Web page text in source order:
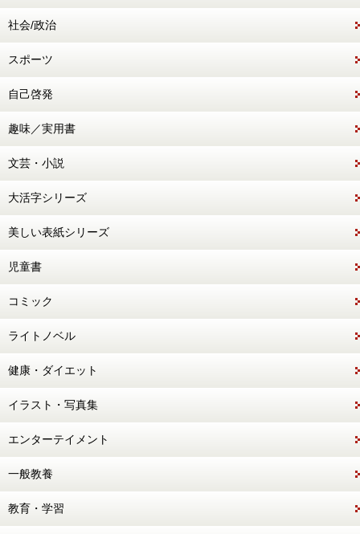
社会/政治
スポーツ
自己啓発
趣味／実用書
文芸・小説
大活字シリーズ
美しい表紙シリーズ
児童書
コミック
ライトノベル
健康・ダイエット
イラスト・写真集
エンターテイメント
一般教養
教育・学習